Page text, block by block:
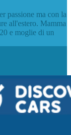
passione ma con la
all'estero. Mamma
e moglie di un